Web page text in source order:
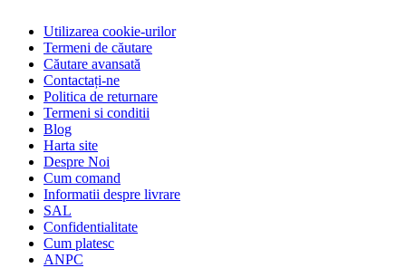
Utilizarea cookie-urilor
Termeni de căutare
Căutare avansată
Contactați-ne
Politica de returnare
Termeni si conditii
Blog
Harta site
Despre Noi
Cum comand
Informatii despre livrare
SAL
Confidentialitate
Cum platesc
ANPC